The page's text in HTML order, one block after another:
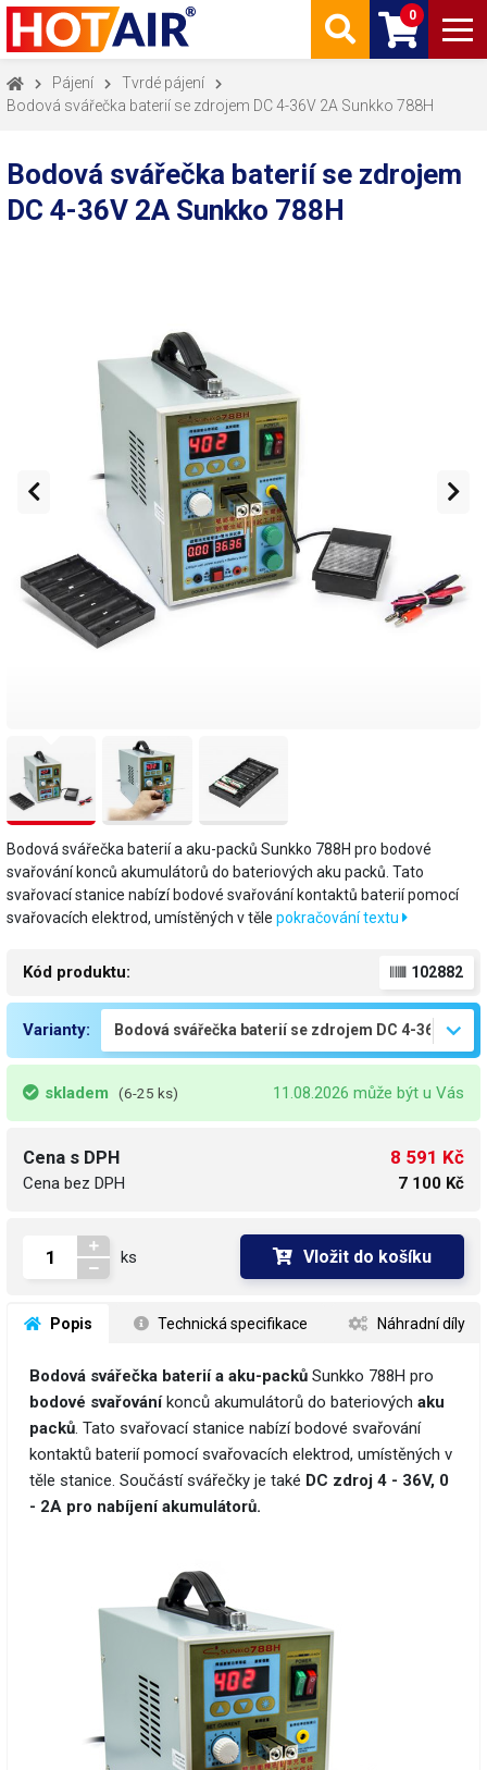
0
Pájení
Tvrdé pájení
Bodová svářečka baterií se zdrojem DC 4-36V 2A Sunkko 788H
Bodová svářečka baterií se zdrojem
DC 4-36V 2A Sunkko 788H
Bodová svářečka baterií a aku-packů Sunkko 788H pro bodové
svařování konců akumulátorů do bateriových aku packů. Tato
svařovací stanice nabízí bodové svařování kontaktů baterií pomocí
svařovacích elektrod, umístěných v těle pokračování textu
Kód produktu: 102882
Varianty:
skladem (6-25 ks) 11.08.2026 může být u Vás
Cena s DPH
Cena bez DPH
8 591 Kč
7 100 Kč
ks Vložit do košíku
Popis Technická specifikace Náhradní díly
Bodová svářečka baterií a aku-packů Sunkko 788H pro
bodové svařováníkonců akumulátorů do bateriových aku
packů. Tato svařovací stanice nabízí bodové svařování
kontaktů baterií pomocí svařovacích elektrod, umístěných v
těle stanice. Součástí svářečky je také DC zdroj 4 - 36V, 0
- 2A pro nabíjení akumulátorů.